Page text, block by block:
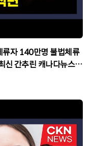
류자 140만명 불법체류
신 간추린 캐나다뉴스 |